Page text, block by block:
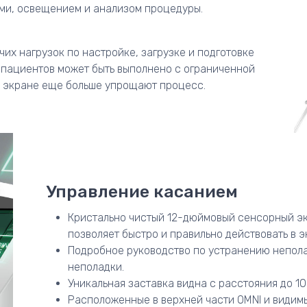
освещением и анализом процедуры.
нагрузок по настройке, загрузке и подготовке
может быть выполнено с ограниченной
экране еще больше упрощают процесс.
Управление касанием
Кристально чистый 12-дюймовый сенсорный
позволяет быстро и правильно действовать в
Подробное руководство по устранению
неполадки.
Уникальная заставка видна с расстояния до
Расположенные в верхней части OMNI и